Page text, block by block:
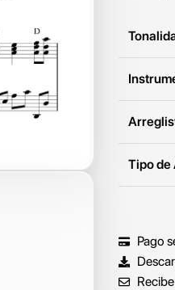
Tipo de
Pago